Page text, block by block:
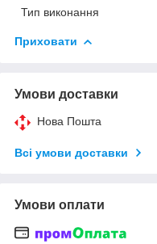
Тип виконання
Приховати
Умови доставки
Нова Пошта
Всі умови доставки
Умови оплати